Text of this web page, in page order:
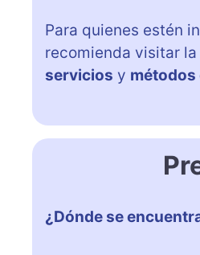
Para quienes estén
recomienda visitar la
servicios y métodos
¿Dónde se